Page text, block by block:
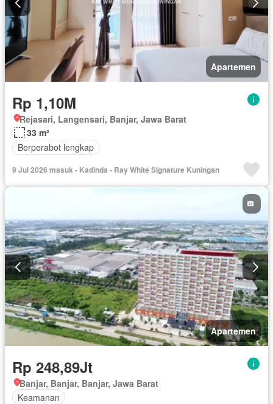
Apartemen
Rp 1,10M
Rejasari, Langensari, Banjar, Jawa Barat
33 m²
Berperabot lengkap
9 Jul 2026 masuk - Kadinda - Ray White Signature Kuningan
Apartemen
Rp 248,89Jt
Banjar, Banjar, Banjar, Jawa Barat
Keamanan